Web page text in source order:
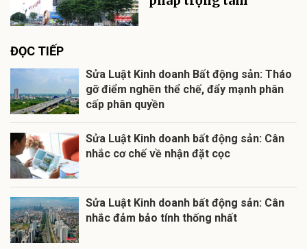
ĐỌC TIẾP
Sửa Luật Kinh doanh Bất động sản: Tháo
gỡ điểm nghẽn thể chế, đẩy mạnh phân
cấp phân quyền
Sửa Luật Kinh doanh bất động sản: Cân
nhắc cơ chế về nhận đặt cọc
Sửa Luật Kinh doanh bất động sản: Cân
nhắc đảm bảo tính thống nhất